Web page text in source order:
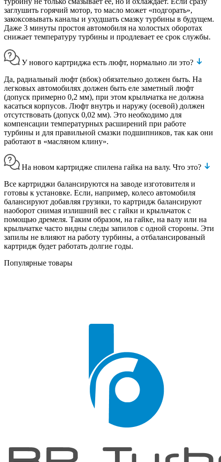
заглушить горячий мотор, то масло может «подгорать»,
закоксовывать каналы и ухудшать смазку турбины в будущем.
Даже 3 минуты простоя автомобиля на холостых оборотах
снижает температуру турбины и продлевает ее срок службы.
У нового картриджа есть люфт, нормально ли это?
Да, радиальный люфт (вбок) обязательно должен быть. На
легковых автомобилях должен быть еле заметный люфт
(допуск примерно 0,2 мм), при этом крыльчатка не должна
касаться корпусов. Люфт внутрь и наружу (осевой) должен
отсутствовать (допуск 0,02 мм). Это необходимо для
компенсации температурных расширений при работе
турбины и для правильной смазки подшипников, так как они
работают в «масляном клину».
На новом картридже спилена гайка на валу. Что это?
Все картриджи балансируются на заводе изготовителя и
готовы к установке. Если, например, колесо автомобиля
балансируют добавляя грузики, то картридж балансируют
наоборот снимая излишний вес с гайки и крыльчаток с
помощью дремеля. Таким образом, на гайке, на валу или на
крыльчатке часто видны следы запилов с одной стороны. Эти
запилы не влияют на работу турбины, а отбалансированый
картридж будет работать долгие годы.
Популярные товары